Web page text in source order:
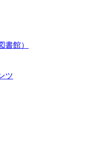
書館）
ツ